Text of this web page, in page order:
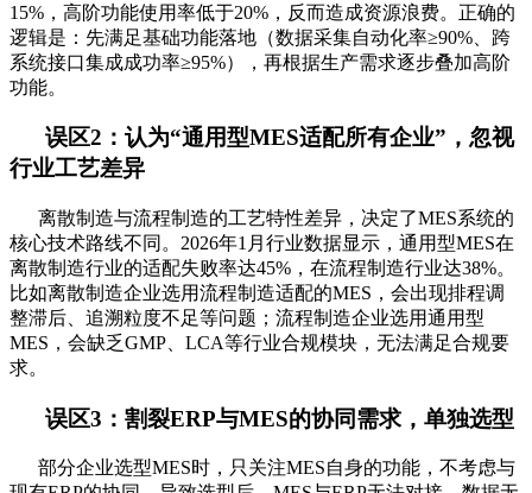
15%，高阶功能使用率低于20%，反而造成资源浪费。正确的
逻辑是：先满足基础功能落地（数据采集自动化率≥90%、跨
系统接口集成成功率≥95%），再根据生产需求逐步叠加高阶
功能。
误区2：认为“通用型MES适配所有企业”，忽视
行业工艺差异
离散制造与流程制造的工艺特性差异，决定了MES系统的
核心技术路线不同。2026年1月行业数据显示，通用型MES在
离散制造行业的适配失败率达45%，在流程制造行业达38%。
比如离散制造企业选用流程制造适配的MES，会出现排程调
整滞后、追溯粒度不足等问题；流程制造企业选用通用型
MES，会缺乏GMP、LCA等行业合规模块，无法满足合规要
求。
误区3：割裂ERP与MES的协同需求，单独选型
部分企业选型MES时，只关注MES自身的功能，不考虑与